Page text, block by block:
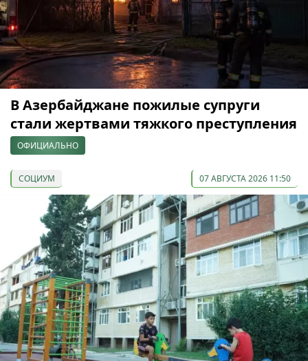
В Азербайджане пожилые супруги
стали жертвами тяжкого преступления
ОФИЦИАЛЬНО
СОЦИУМ 07 АВГУСТА 2026 11:50